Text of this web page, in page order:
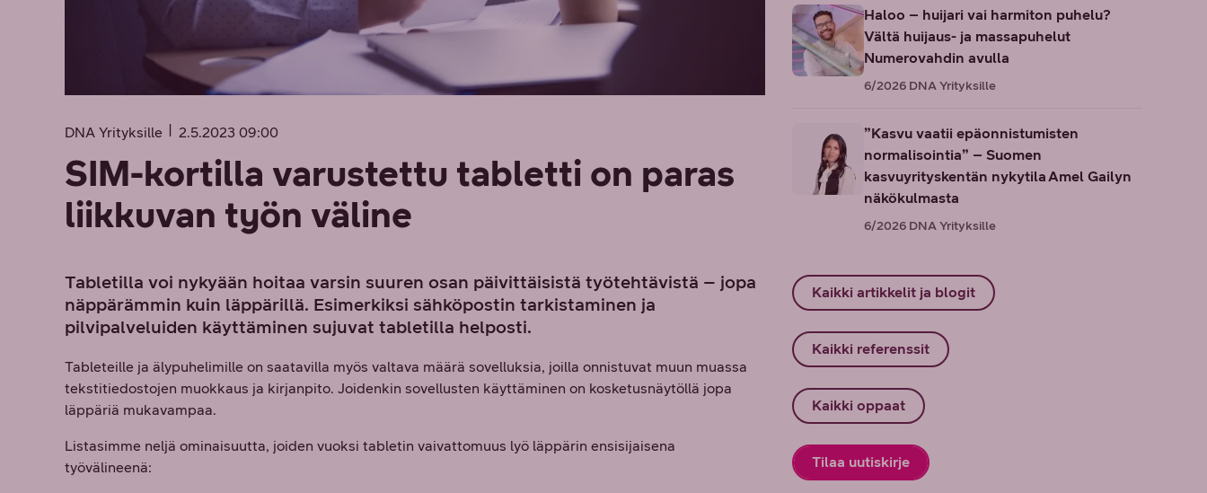
DNA Yrityksille 2.5.2023 09:00
SIM-kortilla varustettu tabletti on paras
liikkuvan työn väline
Tabletilla voi nykyään hoitaa varsin suuren osan päivittäisistä työtehtävistä – jopa
näppärämmin kuin läppärillä. Esimerkiksi sähköpostin tarkistaminen ja
pilvipalveluiden käyttäminen sujuvat tabletilla helposti.
Tableteille ja älypuhelimille on saatavilla myös valtava määrä sovelluksia, joilla onnistuvat muun muassa
tekstitiedostojen muokkaus ja kirjanpito. Joidenkin sovellusten käyttäminen on kosketusnäytöllä jopa
läppäriä mukavampaa.
Listasimme neljä ominaisuutta, joiden vuoksi tabletin vaivattomuus lyö läppärin ensisijaisena
työvälineenä:
Haloo – huijari vai harmiton puhelu?
Vältä huijaus- ja massapuhelut
Numerovahdin avulla
6/2026 DNA Yrityksille
”Kasvu vaatii epäonnistumisten
normalisointia” – Suomen
kasvuyrityskentän nykytila Amel Gailyn
näkökulmasta
6/2026 DNA Yrityksille
Kaikki artikkelit ja blogit
Kaikki referenssit
Kaikki oppaat
Tilaa uutiskirje